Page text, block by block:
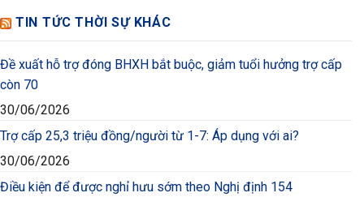
TIN TỨC THỜI SỰ KHÁC
Đề xuất hỗ trợ đóng BHXH bắt buộc, giảm tuổi hưởng trợ cấp
còn 70
30/06/2026
Trợ cấp 25,3 triệu đồng/người từ 1-7: Áp dụng với ai?
30/06/2026
Điều kiện để được nghỉ hưu sớm theo Nghị định 154